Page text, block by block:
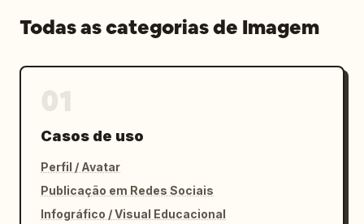
Todas as categorias de Imagem
Casos de uso
Perfil / Avatar
Publicação em Redes Sociais
Infográfico / Visual Educacional